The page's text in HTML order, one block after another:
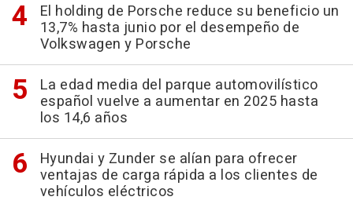
El holding de Porsche reduce su beneficio un
13,7% hasta junio por el desempeño de
Volkswagen y Porsche
La edad media del parque automovilístico
español vuelve a aumentar en 2025 hasta
los 14,6 años
Hyundai y Zunder se alían para ofrecer
ventajas de carga rápida a los clientes de
vehículos eléctricos